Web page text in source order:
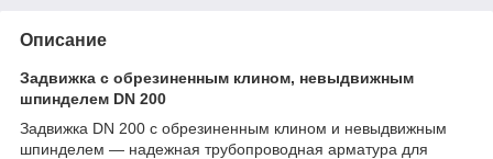
Описание
Задвижка с обрезиненным клином, невыдвижным
шпинделем DN 200
Задвижка DN 200 с обрезиненным клином и невыдвижным
шпинделем — надежная трубопроводная арматура для